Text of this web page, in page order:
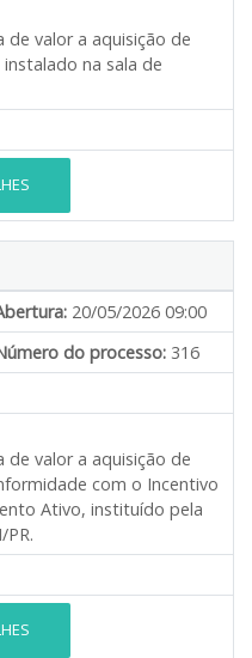
valor a aquisição de
na sala de
20/05/2026 09:00
do processo: 316
valor a aquisição de
com o Incentivo
Ativo, instituído pela
PR.